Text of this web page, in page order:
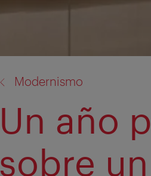
Modernismo
Un año
sobre